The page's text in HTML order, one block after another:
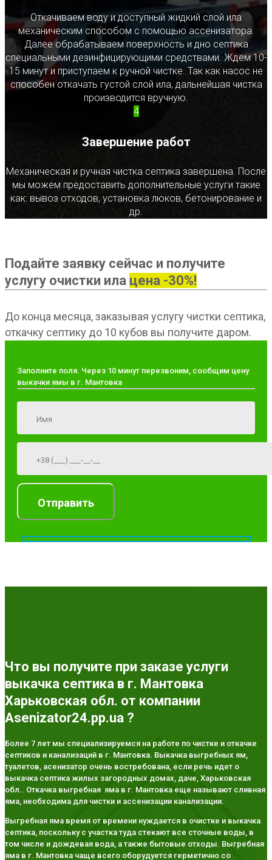
Откачиваем воду и доступный жидкий слой ила
механическим способом с помощью ассенизатора.
Далее обрабатываем поверхность и дно септика
специальными дезинфицирующими средствами. Ждем 10-
15 минут и приступаем к ручной чистке. Так как насос не
способен откачать густой слой ила, дальнейшая чистка
производится вручную.
4
Завершение работ
Механическая и ручная чистка септика завершена. После
мы можем предоставить дополнительные услуги такие
как: вывоз отходов, установка люков, бетонирование и
др.
Подайте заявку сейчас и получите
услугу очистки ила цена -30%!
До конца месяца, заказывая услугу чистки септика,
откачку септику до 10 кубов вы получите даром.
Заполните поля. Через 10 минут перезвоним, сообщим цену
выкачки ямы в г. Мантовка
Что вы получите при заказе услуги
выкачка септика в г. Мантовка
Харьковская обл. от компании
Asenizator24.pp.ua ?
Более 7 лет мы специализируемся на работе по чистке и откачке
септиков и канализаций в г. Мантовка. Выкачка выгребных ям,
туалетов, асенизатор очень востребована, если речь идет о
выкачка септика жилых загородных домах, даче, Харьковская
обл.. Откачка выгребная яма в г. Мантовка еще называют сливная
яма, необходима для чистки и ассенизации канализации.
Выгребная яма время от времени нуждается в очистке и выкачка
септика, поскольку с участка туда стекают все сточные воды, в
том числе и дождевая вода, а также бытовые отходы. Выгребная
яма в г. Мантовка чаще всего оборудуется герметично со